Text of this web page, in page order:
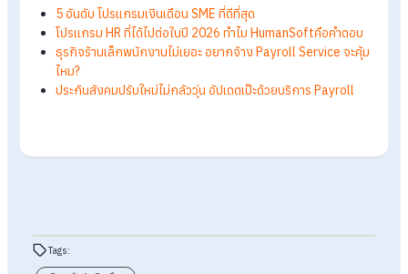
5. บริการรับทำเงินเดือนที่พร้อมเติบโตไปกับองค์
HumanSoft One ถูกออกแบบมาเพื่อรองรับการขยายตัวของ
องค์กรในอนาคต ทั้งในแง่จำนวนพนักงานและความซับซ้อนของ
2026 ทำไมต้องHumanSoftOne